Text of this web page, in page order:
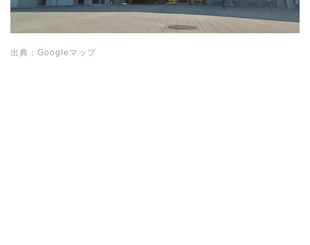
出典：Googleマップ